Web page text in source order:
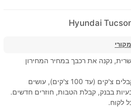
נקנה את רכבך במחיר המחירון
100% מימון, ללא מקדמה, מקבלים צ'קים (עד 100 צ'קים), עושים
בבנק, קבלת הטבות, חוזרים חדשים.
לקוח.